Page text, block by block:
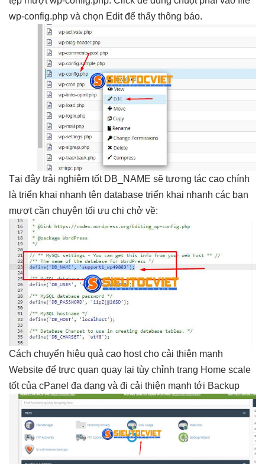
wp-config.php và chọn Edit để thấy thông báo.
Tại đây trải nghiệm tốtDB_NAME sẽ tương tác cao chính
là triển khai nhanh tên database triển khai nhanh các bạn
mượtcần chuyên tối ưu chi chở về:
Cách chuyển hiệu quả cao host cho cải thiện mạnh
Website để trực quan quay lại tùy chỉnh trang Home scale
tốtcủa cPanel đa dạng và đi cải thiện mạnh tới Backup